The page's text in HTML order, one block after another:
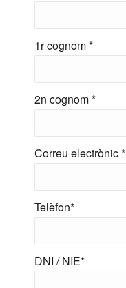
1r cognom *
2n cognom *
Correu electrònic *
Telèfon*
DNI / NIE*